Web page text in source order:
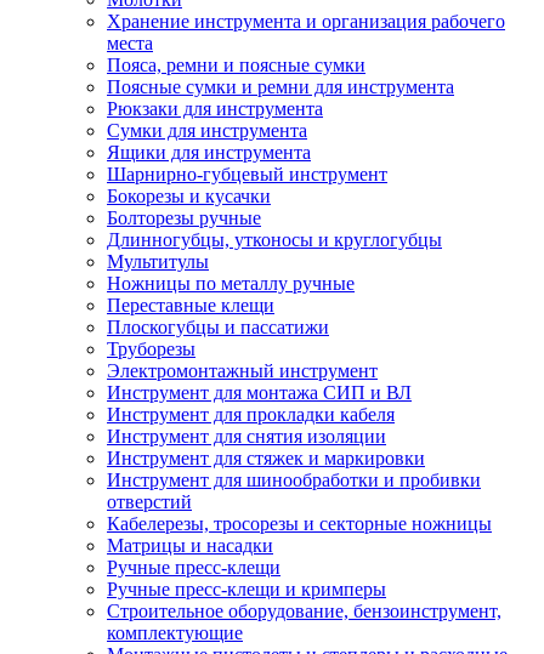
Хранение инструмента и организация рабочего
места
Пояса, ремни и поясные сумки
Поясные сумки и ремни для инструмента
Рюкзаки для инструмента
Сумки для инструмента
Ящики для инструмента
Шарнирно-губцевый инструмент
Бокорезы и кусачки
Болторезы ручные
Длинногубцы, утконосы и круглогубцы
Мультитулы
Ножницы по металлу ручные
Переставные клещи
Плоскогубцы и пассатижи
Труборезы
Электромонтажный инструмент
Инструмент для монтажа СИП и ВЛ
Инструмент для прокладки кабеля
Инструмент для снятия изоляции
Инструмент для стяжек и маркировки
Инструмент для шинообработки и пробивки
отверстий
Кабелерезы, тросорезы и секторные ножницы
Матрицы и насадки
Ручные пресс-клещи
Ручные пресс-клещи и кримперы
Строительное оборудование, бензоинструмент,
комплектующие